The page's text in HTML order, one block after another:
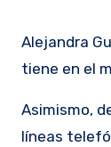
Alejandra
tiene en el
Asimismo,
líneas